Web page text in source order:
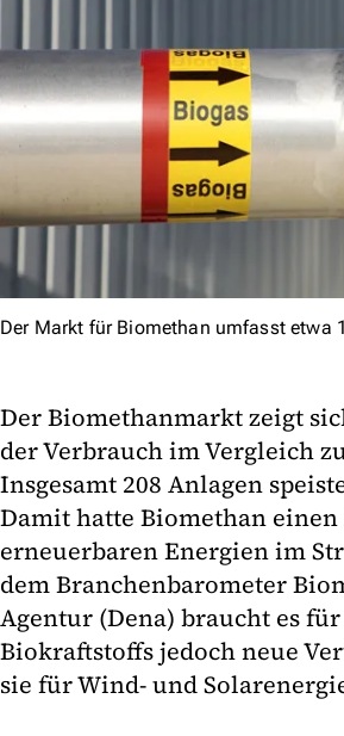
Der Markt für Biomethan umfasst etwa
Der Biomethanmarkt zeigt
der Verbrauch im Vergleich
Insgesamt 208 Anlagen
Damit hatte Biomethan
erneuerbaren Energien im
dem Branchenbarometer
Agentur (Dena) braucht es
Biokraftstoffs jedoch neue
sie für Wind- und